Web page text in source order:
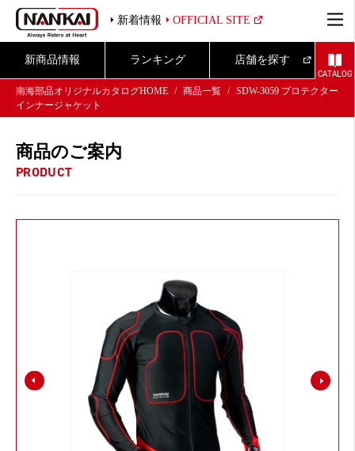
新着情報 OFFICIAL SITE
新商品情報 ランキング 店舗を探す
CATALOG
南海部品オリジナルカタログHOME
商品一覧
SDW-3059 プロテクター
インナージャケット
商品のご案内
PRODUCT